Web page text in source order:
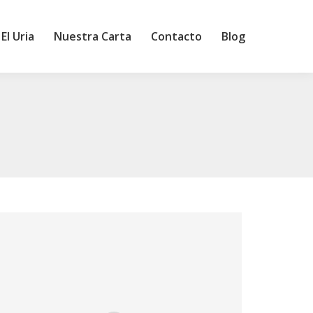
El Uria Nuestra Carta Contacto Blog